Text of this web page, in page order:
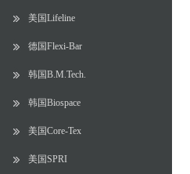
美国Lifeline
德国Flexi-Bar
韩国B.M.Tech.
韩国Biospace
美国Core-Tex
美国SPRI